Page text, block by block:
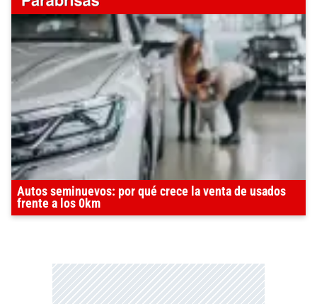
Autos seminuevos: por qué crece la venta de usados
frente a los 0km